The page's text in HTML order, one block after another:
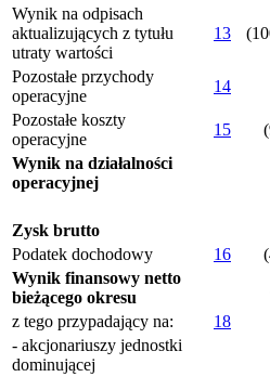
Wynik na odpisach
aktualizujących z tytułu
utraty wartości
13
Pozostałe przychody
operacyjne
14
Pozostałe koszty
operacyjne
15
Wynik na działalności
operacyjnej
Zysk brutto
Podatek dochodowy
16
Wynik finansowy netto
bieżącego okresu
z tego przypadający na:
18
- akcjonariuszy jednostki
dominującej